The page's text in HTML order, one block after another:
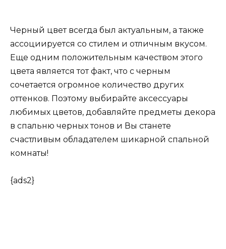
Черный цвет всегда был актуальным, а также
ассоциируется со стилем и отличным вкусом.
Еще одним положительным качеством этого
цвета является тот факт, что с черным
сочетается огромное количество других
оттенков. Поэтому выбирайте аксессуары
любимых цветов, добавляйте предметы декора
в спальню черных тонов и Вы станете
счастливым обладателем шикарной спальной
комнаты!
{ads2}